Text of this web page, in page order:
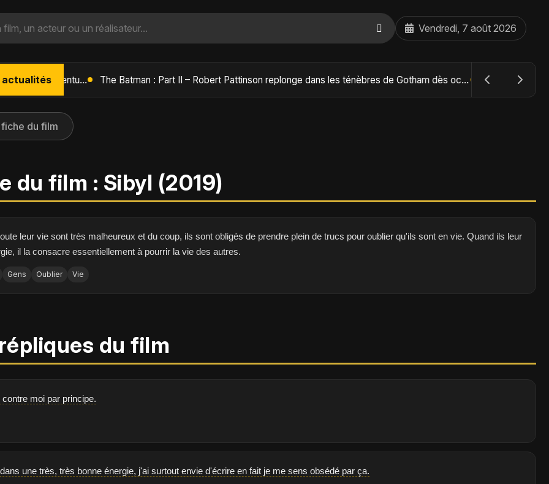
Vendredi, 7 août 2026
actualités L'Âge de Glace : Le Réveil du Volcan – Manny, Sid et Diego de retour pour une aventure explosive The Batman : Part II – Robert Pattinson replonge dans les ténèbres de Gotham dès octobre 2027
du film
du film : Sibyl (2019)
leur vie sont très malheureux et du coup, ils sont obligés de prendre plein de trucs pour oublier qu'ils sont en vie. Quand ils leur
il la consacre essentiellement à pourrir la vie des autres.
Gens Oublier Vie
du film
moi par principe.
une très, très bonne énergie, j'ai surtout envie d'écrire en fait je me sens obsédé par ça.